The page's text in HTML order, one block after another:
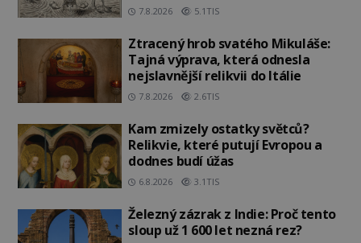
7.8.2026 5.1TIS
Ztracený hrob svatého Mikuláše:
Tajná výprava, která odnesla
nejslavnější relikvii do Itálie
7.8.2026 2.6TIS
Kam zmizely ostatky světců?
Relikvie, které putují Evropou a
dodnes budí úžas
6.8.2026 3.1TIS
Železný zázrak z Indie: Proč tento
sloup už 1 600 let nezná rez?